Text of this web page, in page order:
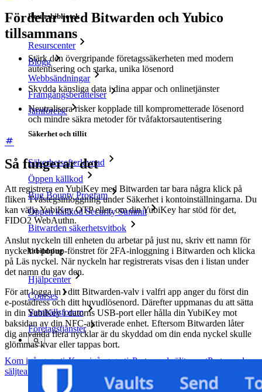
Resursbibliotek
Resurscenter
Blogg
Webbsändningar
Framgångsberättelser
Jämförelse
Säkerhet och tillit
Säkerhetsefterlevnad
Öppen källkod
Bug Bounty Program
Öppen källkod Security Summit
Bitwarden säkerhetsvitbok
Utbildning
Hjälpcenter
Courses
Samhällsforum
Företagstjänster
Kom igång gratisKom igång gratisPrata med säljteametPrata med
säljteamet
Logga in
Fördelar med Bitwarden och Yubico
tillsammans
Stärk den övergripande företagssäkerheten med modern
autentisering och starka, unika lösenord
Skydda känsliga data i dina appar och onlinetjänster
Neutralisera risker kopplade till komprometterade lösenord
och mindre säkra metoder för tvåfaktorsautentisering
Så fungerar det
Att registrera en YubiKey med Bitwarden tar bara några klick på
fliken Tvåstegsinloggning under Säkerhet i kontoinställningarna. Du
kan välja YubiKey OTP eller, om din YubiKey har stöd för det,
FIDO2 WebAuthn.
Anslut nyckeln till enheten du arbetar på just nu, skriv ett namn för
nyckeln i popup-fönstret för 2FA-inloggning i Bitwarden och klicka
på Läs nyckel. När nyckeln har registrerats visas den i listan under
det namn du gav den.
För att logga in i ditt Bitwarden-valv i valfri app anger du först din
e-postadress och ditt huvudlösenord. Därefter uppmanas du att sätta
in din YubiKey i datorns USB-port eller hålla din YubiKey mot
baksidan av din NFC-aktiverade enhet. Eftersom Bitwarden låter
dig använda flera nycklar är du skyddad om din enda nyckel skulle
glömmas kvar eller tappas bort.